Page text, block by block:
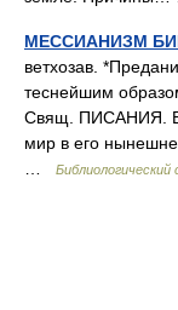
МЕССИАНИЗМ
ветхозав.
теснейшим
Свящ. ПИСАНИЯ.
мир в его
Библиологический